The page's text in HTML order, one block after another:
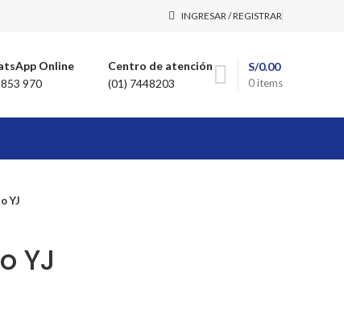
INGRESAR / REGISTRAR
Online
970
Centro de atención
(01) 7448203
0items
S/0.00
YJ
YJ